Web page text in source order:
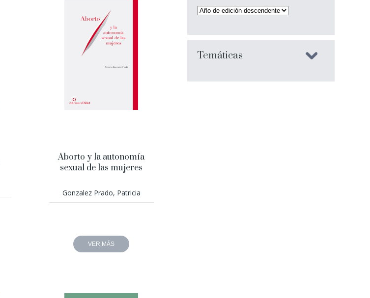
Aborto y la autonomía
sexual de las mujeres
Gonzalez Prado, Patricia
VER MÁS
Temáticas